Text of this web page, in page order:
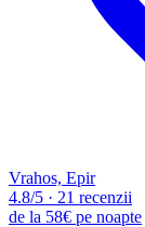
Vrahos, Epir
4.8/5 · 21 recenzii
de la 58€ pe noapte